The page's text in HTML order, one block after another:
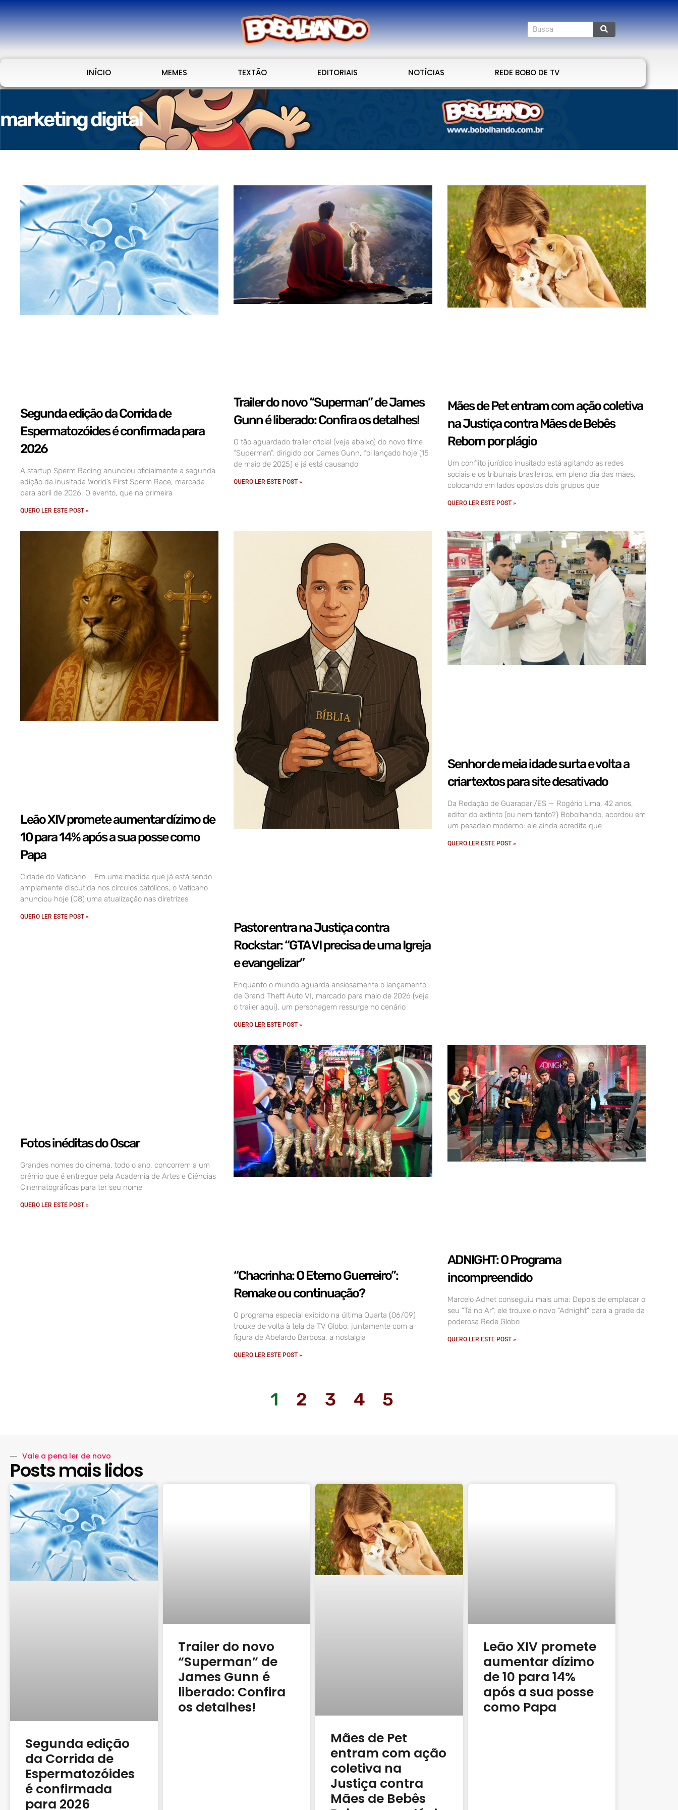
INÍCIO MEMES TEXTÃO EDITORIAIS NOTÍCIAS REDE BOBO DE TV
marketing digital
Segunda edição da Corrida de
Espermatozóides é confirmada para
2026
A startup Sperm Racing anunciou oficialmente a segunda
edição da inusitada World’s First Sperm Race, marcada
para abril de 2026. O evento, que na primeira
QUERO LER ESTE POST »
Trailer do novo “Superman” de James
Gunn é liberado: Confira os detalhes!
O tão aguardado trailer oficial (veja abaixo) do novo filme
“Superman”, dirigido por James Gunn, foi lançado hoje (15
de maio de 2025) e já está causando
QUERO LER ESTE POST »
Mães de Pet entram com ação coletiva
na Justiça contra Mães de Bebês
Reborn por plágio
Um conflito jurídico inusitado está agitando as redes
sociais e os tribunais brasileiros, em pleno dia das mães,
colocando em lados opostos dois grupos que
QUERO LER ESTE POST »
Leão XIV promete aumentar dízimo de
10 para 14% após a sua posse como
Papa
Cidade do Vaticano – Em uma medida que já está sendo
amplamente discutida nos círculos católicos, o Vaticano
anunciou hoje (08) uma atualização nas diretrizes
QUERO LER ESTE POST »
Pastor entra na Justiça contra
Rockstar: “GTA VI precisa de uma Igreja
e evangelizar”
Enquanto o mundo aguarda ansiosamente o lançamento
de Grand Theft Auto VI, marcado para maio de 2026 (veja
o trailer aqui), um personagem ressurge no cenário
QUERO LER ESTE POST »
Senhor de meia idade surta e volta a
criar textos para site desativado
Da Redação de Guarapari/ES — Rogério Lima, 42 anos,
editor do extinto (ou nem tanto?) Bobolhando, acordou em
um pesadelo moderno: ele ainda acredita que
QUERO LER ESTE POST »
Fotos inéditas do Oscar
Grandes nomes do cinema, todo o ano, concorrem a um
prêmio que é entregue pela Academia de Artes e Ciências
Cinematográficas para ter seu nome
QUERO LER ESTE POST »
“Chacrinha: O Eterno Guerreiro”:
Remake ou continuação?
O programa especial exibido na última Quarta (06/09)
trouxe de volta à tela da TV Globo, juntamente com a
figura de Abelardo Barbosa, a nostalgia
QUERO LER ESTE POST »
ADNIGHT: O Programa
incompreendido
Marcelo Adnet conseguiu mais uma: Depois de emplacar o
seu “Tá no Ar“, ele trouxe o novo “Adnight” para a grade da
poderosa Rede Globo
QUERO LER ESTE POST »
1 2 3 4 5
Vale a pena ler de novo
Posts mais lidos
Segunda edição
da Corrida de
Espermatozóides
é confirmada
para 2026
Trailer do novo
“Superman” de
James Gunn é
liberado: Confira
os detalhes!
Mães de Pet
entram com ação
coletiva na
Justiça contra
Mães de Bebês
Leão XIV promete
aumentar dízimo
de 10 para 14%
após a sua posse
como Papa